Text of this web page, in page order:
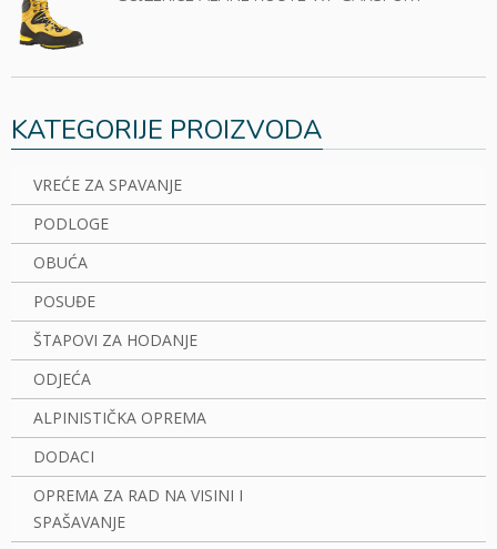
KATEGORIJE PROIZVODA
VREĆE ZA SPAVANJE
PODLOGE
OBUĆA
POSUĐE
ŠTAPOVI ZA HODANJE
ODJEĆA
ALPINISTIČKA OPREMA
DODACI
OPREMA ZA RAD NA VISINI I
SPAŠAVANJE